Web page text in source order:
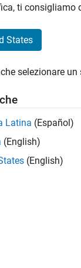
ti consigliamo
States
selezionare
Latina (Español)
(English)
(English)